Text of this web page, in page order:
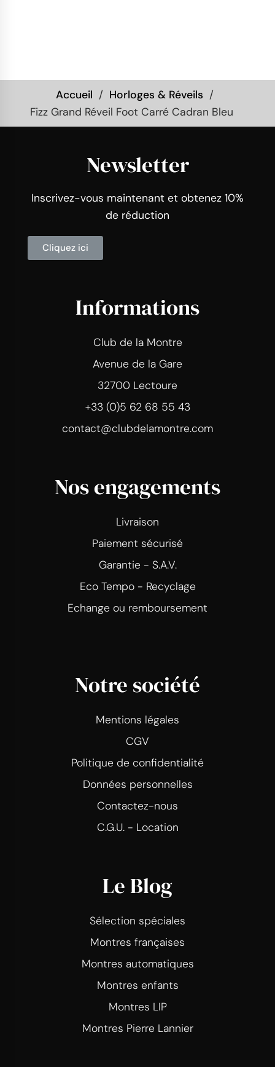
Accueil
Horloges & Réveils
Fizz Grand Réveil Foot Carré Cadran Bleu
Newsletter
Inscrivez-vous maintenant et obtenez 10%
de réduction
Cliquez ici
Informations
Club de la Montre
Avenue de la Gare
32700 Lectoure
+33 (0)5 62 68 55 43
contact@clubdelamontre.com
Nos engagements
Livraison
Paiement sécurisé
Garantie - S.A.V.
Eco Tempo - Recyclage
Echange ou remboursement
Notre société
Mentions légales
CGV
Politique de confidentialité
Données personnelles
Contactez-nous
C.G.U. - Location
Le Blog
Sélection spéciales
Montres françaises
Montres automatiques
Montres enfants
Montres LIP
Montres Pierre Lannier